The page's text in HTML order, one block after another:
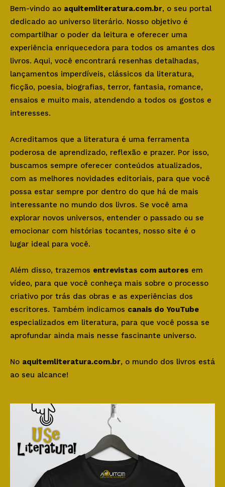
Bem-vindo ao aquitemliteratura.com.br, o seu portal
dedicado ao universo literário. Nosso objetivo é
compartilhar o poder da leitura e oferecer uma
experiência enriquecedora para todos os amantes dos
livros. Aqui, você encontrará resenhas detalhadas,
lançamentos imperdíveis, clássicos da literatura,
ficção, poesia, biografias, terror, fantasia, romance,
ensaios e muito mais, atendendo a todos os gostos e
interesses.
Acreditamos que a literatura é uma ferramenta
poderosa de aprendizado, reflexão e prazer. Por isso,
buscamos sempre oferecer conteúdos atualizados,
com as melhores novidades editoriais, para que você
possa estar sempre por dentro do que há de mais
interessante no mundo dos livros. Se você ama
explorar novos universos, entender o passado ou se
emocionar com histórias tocantes, nosso site é o
lugar ideal para você.
Além disso, trazemos entrevistas com autores em
vídeo, para que você conheça mais sobre o processo
criativo por trás das obras e as experiências dos
escritores. Também indicamos canais do YouTube
especializados em literatura, para que você possa se
aprofundar ainda mais nesse fascinante universo.
No aquitemliteratura.com.br, o mundo dos livros está
ao seu alcance!